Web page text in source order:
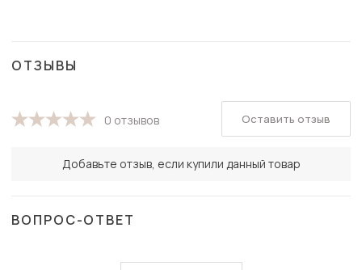
ОТЗЫВЫ
0 отзывов
Добавьте отзыв, если купили данный товар
Оставить отзыв
ВОПРОС-ОТВЕТ